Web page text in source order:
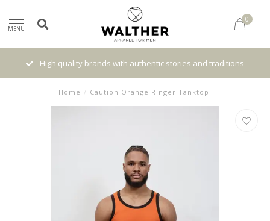
MENU
0
High quality brands with authentic stories and traditions
Home / Caution Orange Ringer Tanktop